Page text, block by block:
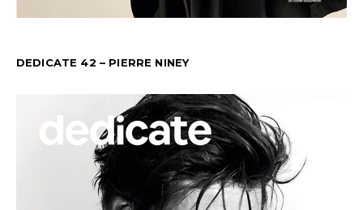
DEDICATE 42 – PIERRE NINEY